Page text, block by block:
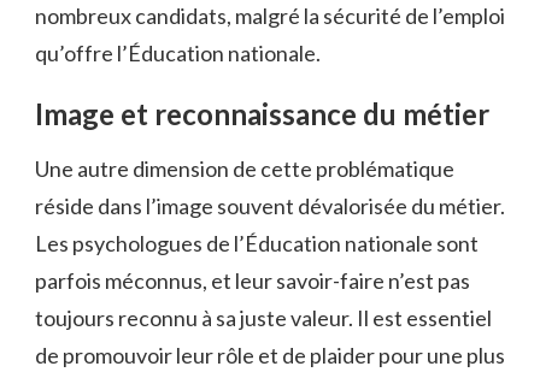
nombreux candidats, malgré la sécurité de l’emploi
qu’offre l’Éducation nationale.
Image et reconnaissance du métier
Une autre dimension de cette problématique
réside dans l’image souvent dévalorisée du métier.
Les psychologues de l’Éducation nationale sont
parfois méconnus, et leur savoir-faire n’est pas
toujours reconnu à sa juste valeur. Il est essentiel
de promouvoir leur rôle et de plaider pour une plus